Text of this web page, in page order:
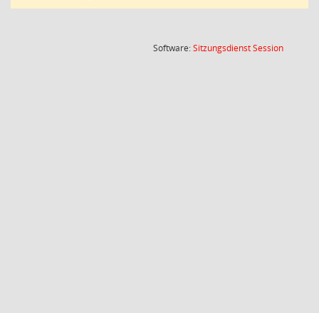
Software:SitzungsdienstSession(Wird in